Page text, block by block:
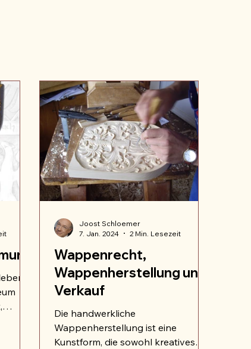
Wappenrecht,
Wappenherstellung und
Verkauf
Die handwerkliche
Wappenherstellung ist eine
Kunstform, die sowohl kreatives
Joost Schloemer
7. Jan. 2024
2 Min. Lesezeit